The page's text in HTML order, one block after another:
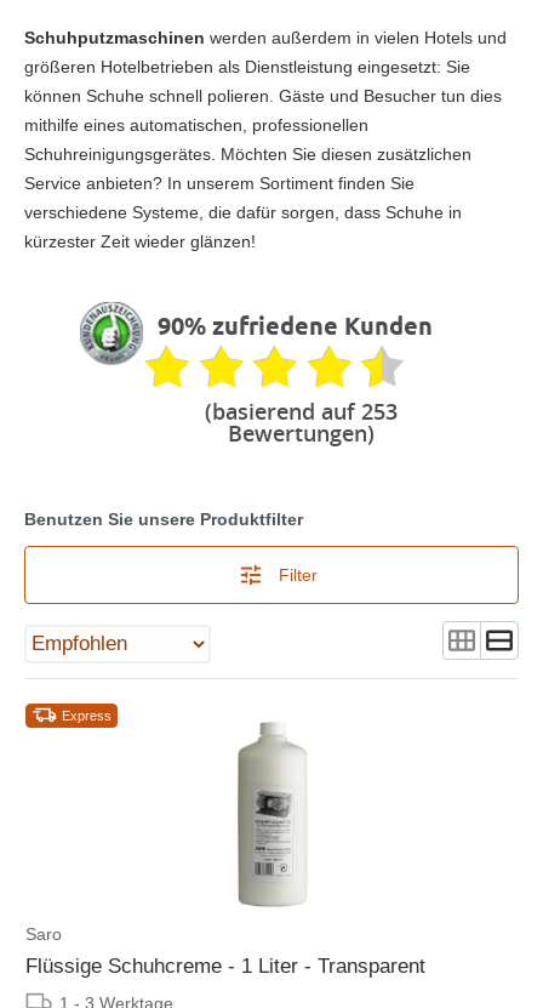
Schuhputzmaschinen werden außerdem in vielen Hotels und
größeren Hotelbetrieben als Dienstleistung eingesetzt: Sie
können Schuhe schnell polieren. Gäste und Besucher tun dies
mithilfe eines automatischen, professionellen
Schuhreinigungsgerätes. Möchten Sie diesen zusätzlichen
Service anbieten? In unserem Sortiment finden Sie
verschiedene Systeme, die dafür sorgen, dass Schuhe in
kürzester Zeit wieder glänzen!
90% zufriedene Kunden
(basierend auf 253
Bewertungen)
Benutzen Sie unsere Produktfilter
Filter
Express
Saro
Flüssige Schuhcreme - 1 Liter - Transparent
1 - 3 Werktage